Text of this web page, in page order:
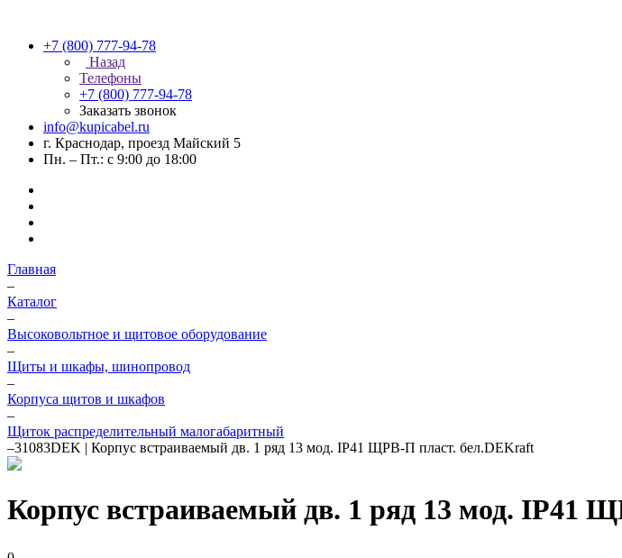
+7 (800) 777-94-78
Назад
Телефоны
+7 (800) 777-94-78
Заказать звонок
info@kupicabel.ru
г. Краснодар, проезд Майский 5
Пн. – Пт.: с 9:00 до 18:00
Главная
–
Каталог
–
Высоковольтное и щитовое оборудование
–
Щиты и шкафы, шинопровод
–
Корпуса щитов и шкафов
–
Щиток распределительный малогабаритный
–31083DEK | Корпус встраиваемый дв. 1 ряд 13 мод. IP41 ЩРВ-П пласт. бел.DEKraft
Корпус встраиваемый дв. 1 ряд 13 мод. IP41